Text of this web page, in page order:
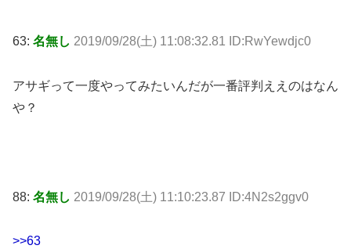
63: 名無し 2019/09/28(土) 11:08:32.81 ID:RwYewdjc0
アサギって一度やってみたいんだが一番評判ええのはなん
や？
88: 名無し 2019/09/28(土) 11:10:23.87 ID:4N2s2ggv0
>>63